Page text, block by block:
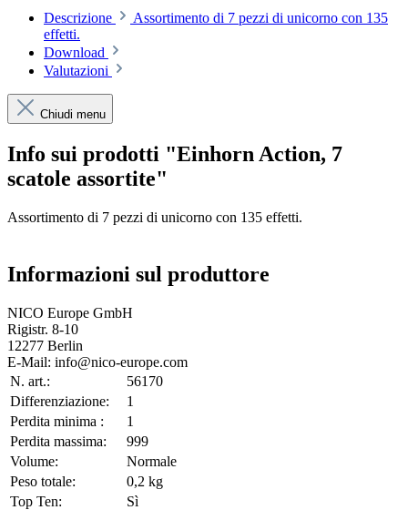
Descrizione
Assortimento di 7 pezzi di unicorno con 135
effetti.
Download
Valutazioni
Chiudi menu
Info sui prodotti "Einhorn Action, 7
scatole assortite"
Assortimento di 7 pezzi di unicorno con 135 effetti.
Informazioni sul produttore
NICO Europe GmbH
Rigistr. 8-10
12277 Berlin
E-Mail: info@nico-europe.com
N. art.:
56170
Differenziazione:
1
Perdita minima :
1
Perdita massima:
999
Volume:
Normale
Peso totale:
0,2 kg
Top Ten:
Sì